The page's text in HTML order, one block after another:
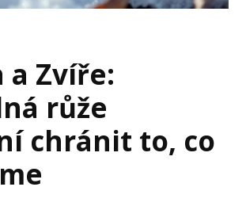
a Zvíře:
růže
chránit to, co